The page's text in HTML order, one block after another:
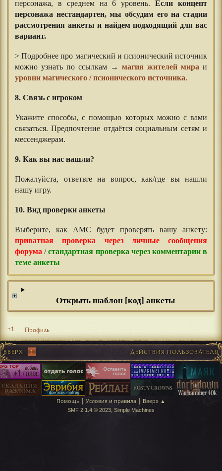
персонажа, в среднем на 6 уровень.Если концепт
персонажа нестандартен, мы обсудим его на стадии
рассмотрения анкеты и найдем подходящий для вас
вариант.
> Подробнее про магический и псионический источник
можно узнать по ссылкам → магия жителей мира и
уровни магического / псионического источника.
8. Связь с игроком
Укажите способы, с помощью которых можно с вами
связаться. Предпочтение отдаётся социальным сетям и
мессенджерам.
9. Как вы нас нашли?
Пожалуйста, ответьте на вопрос, как/где вы нашли
нашу игру.
10. Вид проверки анкеты
Выберите, как АМС будет проверять вашу анкету:
приватная проверка через личные сообщения
форума /стандартная проверка через комментарии в
теме анкеты
Открыть шаблон [код] анкеты
+1 Профиль
ВВЕРХ 1 ДЕЙСТВИЯ ПОЛЬЗОВАТЕЛЯ
Помощь | Условия и правила | Вверх ▲
SMF 2.1.4 © 2023, Simple Machines